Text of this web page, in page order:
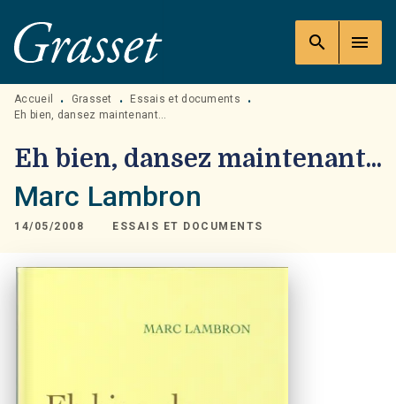
MENU RECHERCHE
PIED DE PAGE
search menu
Accueil • Grasset • Essais et documents
•
Eh bien, dansez maintenant...
Eh bien, dansez maintenant...
Marc Lambron
14/05/2008 ESSAIS ET DOCUMENTS